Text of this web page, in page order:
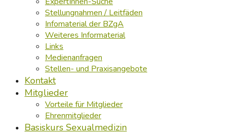
Stellungnahmen / Leitfäden
Infomaterial der BZgA
Weiteres Informaterial
Links
Medienanfragen
Stellen- und Praxisangebote
Kontakt
Mitglieder
Vorteile für Mitglieder
Ehrenmitglieder
Basiskurs Sexualmedizin